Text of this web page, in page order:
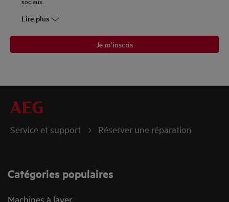
Lire plus
Je m’inscris
Service et support Réserver une réparation
Catégories populaires
Machines à laver